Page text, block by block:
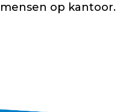
op kantoor.